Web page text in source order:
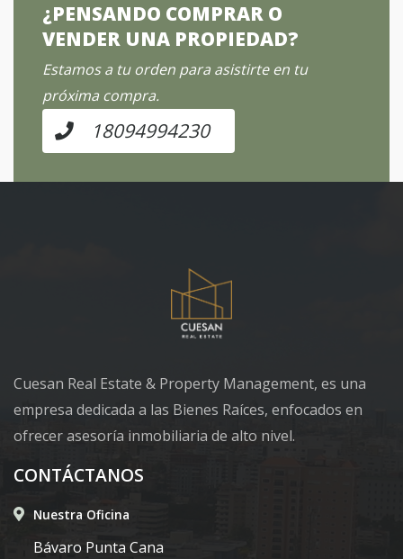
¿PENSANDO COMPRAR O
VENDER UNA PROPIEDAD?
Estamos a tu orden para asistirte en tu
próxima compra.
18094994230
Cuesan Real Estate & Property Management, es una
empresa dedicada a las Bienes Raíces, enfocados en
ofrecer asesoría inmobiliaria de alto nivel.
CONTÁCTANOS
Nuestra Oficina
Bávaro Punta Cana